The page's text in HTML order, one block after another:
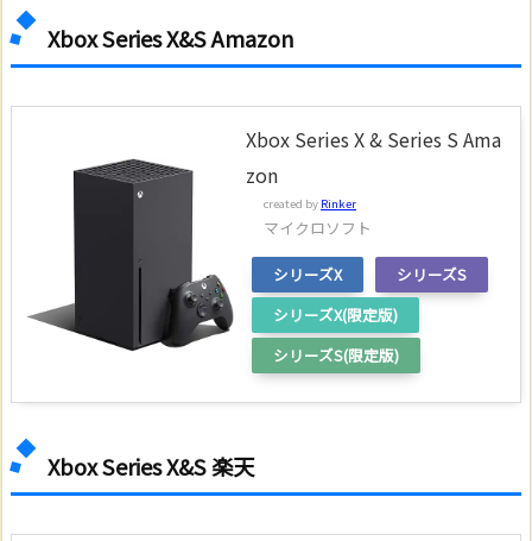
Xbox Series X&S Amazon
Xbox Series X & Series S Ama
zon
created by Rinker
マイクロソフト
シリーズX
シリーズS
シリーズX(限定版)
シリーズS(限定版)
Xbox Series X&S 楽天